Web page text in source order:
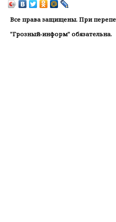
Все права защищены. При
"Грозный-информ" обязательна.